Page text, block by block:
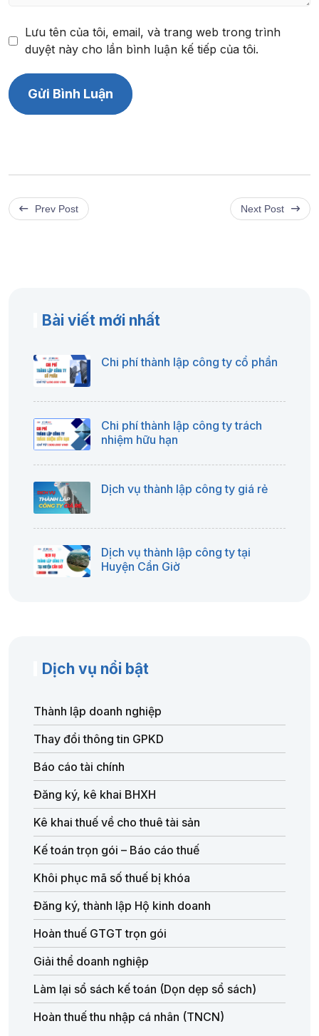
Lưu tên của tôi, email, và trang web trong trình
duyệt này cho lần bình luận kế tiếp của tôi.
Prev Post Next Post
Bài viết mới nhất
Chi phí thành lập công ty cổ phần
Chi phí thành lập công ty trách
nhiệm hữu hạn
Dịch vụ thành lập công ty giá rẻ
Dịch vụ thành lập công ty tại
Huyện Cần Giờ
Dịch vụ nổi bật
Thành lập doanh nghiệp
Thay đổi thông tin GPKD
Báo cáo tài chính
Đăng ký, kê khai BHXH
Kê khai thuế về cho thuê tài sản
Kế toán trọn gói – Báo cáo thuế
Khôi phục mã số thuế bị khóa
Đăng ký, thành lập Hộ kinh doanh
Hoàn thuế GTGT trọn gói
Giải thể doanh nghiệp
Làm lại sổ sách kế toán (Dọn dẹp sổ sách)
Hoàn thuế thu nhập cá nhân (TNCN)